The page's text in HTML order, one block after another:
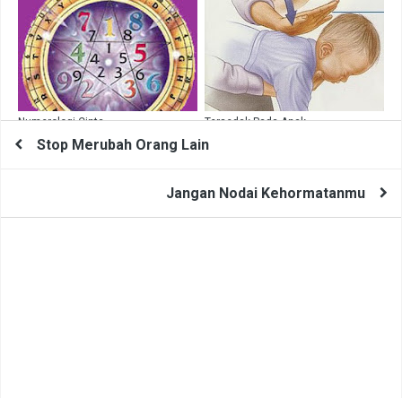
Numerologi Cinta Tersedak Pada Anak
Stop Merubah Orang Lain
Jangan Nodai Kehormatanmu